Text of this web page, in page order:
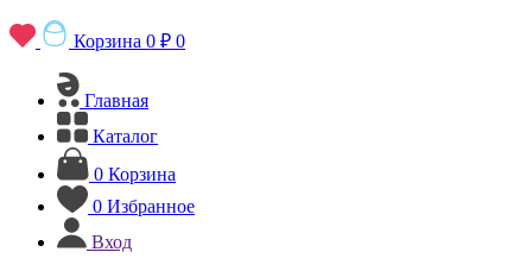
Корзина 0 ₽ 0
Главная
Каталог
0 Корзина
0 Избранное
Вход